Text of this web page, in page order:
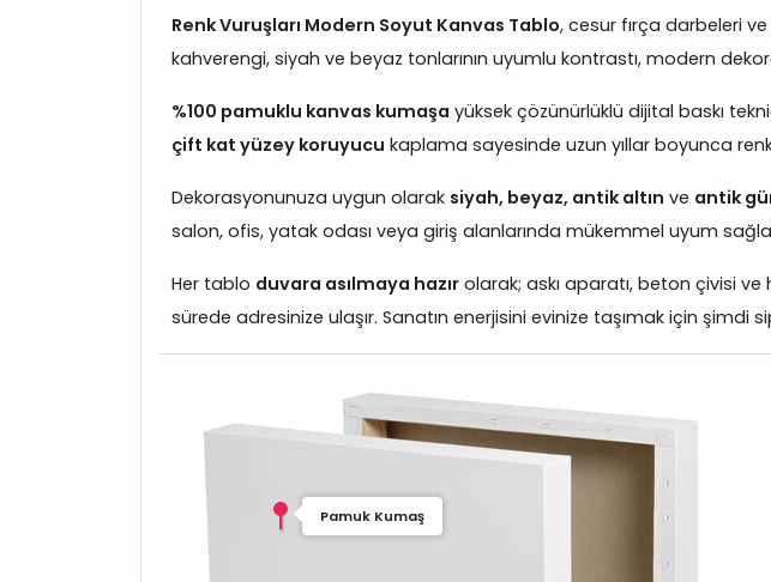
Renk Vuruşları Modern Soyut Kanvas Tablo, cesur fırça darbeleri
kahverengi, siyah ve beyaz tonlarının uyumlu kontrastı, modern
%100 pamuklu kanvas kumaşa yüksek çözünürlüklü dijital baskı
çift kat yüzey koruyucu kaplama sayesinde uzun yıllar boyunca
Dekorasyonunuza uygun olarak siyah, beyaz, antik altın ve antik
salon, ofis, yatak odası veya giriş alanlarında mükemmel uyum
Her tablo duvara asılmaya hazır olarak; askı aparatı, beton çivisi
sürede adresinize ulaşır. Sanatın enerjisini evinize taşımak için şimdi
Pamuk Kumaş